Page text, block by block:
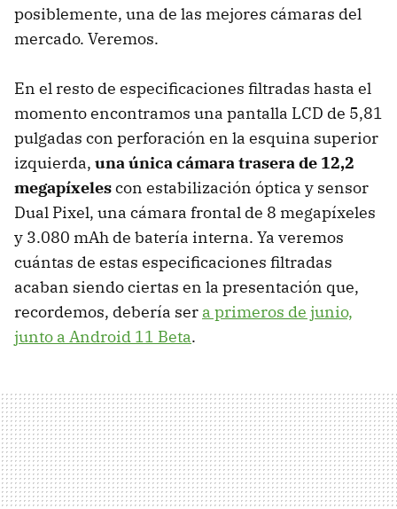
posiblemente, una de las mejores cámaras del
mercado. Veremos.
En el resto de especificaciones filtradas hasta el
momento encontramos una pantalla LCD de 5,81
pulgadas con perforación en la esquina superior
izquierda, una única cámara trasera de 12,2
megapíxelescon estabilización óptica y sensor
Dual Pixel, una cámara frontal de 8 megapíxeles
y 3.080 mAh de batería interna. Ya veremos
cuántas de estas especificaciones filtradas
acaban siendo ciertas en la presentación que,
recordemos, debería ser a primeros de junio,
junto a Android 11 Beta.